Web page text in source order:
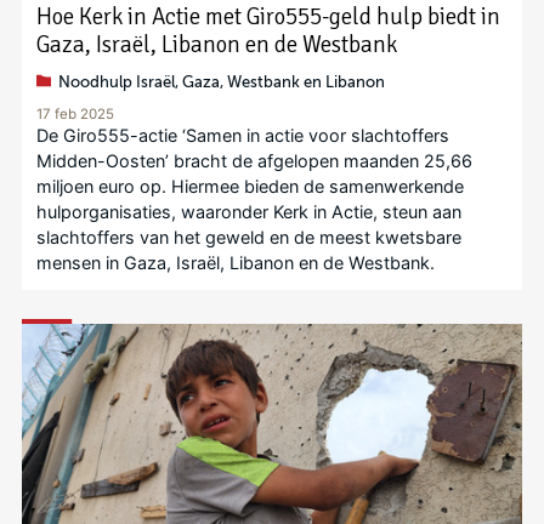
Hoe Kerk in Actie met Giro555-geld hulp biedt in
Gaza, Israël, Libanon en de Westbank
Noodhulp Israël, Gaza, Westbank en Libanon
17 feb 2025
De Giro555-actie ‘Samen in actie voor slachtoffers
Midden-Oosten’ bracht de afgelopen maanden 25,66
miljoen euro op. Hiermee bieden de samenwerkende
hulporganisaties, waaronder Kerk in Actie, steun aan
slachtoffers van het geweld en de meest kwetsbare
mensen in Gaza, Israël, Libanon en de Westbank.